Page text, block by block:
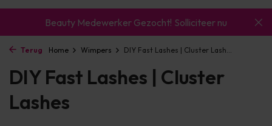
Beauty Medewerker Gezocht! Solliciteer nu
Terug Home Wimpers DIY Fast Lashes | Cluster Lash...
DIY Fast Lashes | Cluster
Lashes